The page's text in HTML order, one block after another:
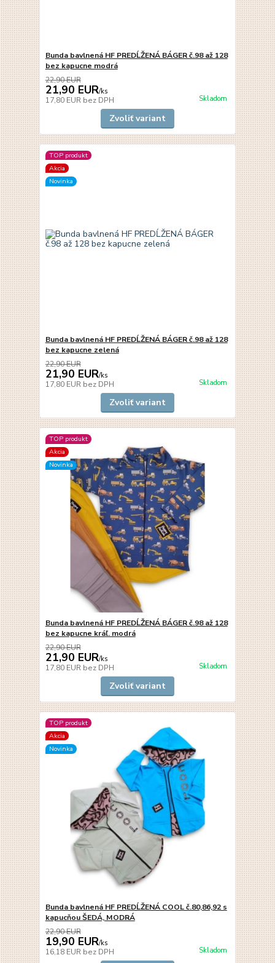
Bunda bavlnená HF PREDĹŽENÁ BÁGER č.98 až 128
bez kapucne modrá
22,90 EUR
21,90 EUR/ks
17,80 EUR bez DPH Skladom
Zvoliť variant
TOP produkt
Akcia
Novinka
Bunda bavlnená HF PREDĹŽENÁ BÁGER č.98 až 128
bez kapucne zelená
22,90 EUR
21,90 EUR/ks
17,80 EUR bez DPH Skladom
Zvoliť variant
TOP produkt
Akcia
Novinka
Bunda bavlnená HF PREDĹŽENÁ BÁGER č.98 až 128
bez kapucne kráľ. modrá
22,90 EUR
21,90 EUR/ks
17,80 EUR bez DPH Skladom
Zvoliť variant
TOP produkt
Akcia
Novinka
Bunda bavlnená HF PREDĹŽENÁ COOL č.80,86,92 s
kapucňou ŠEDÁ, MODRÁ
22,90 EUR
19,90 EUR/ks
16,18 EUR bez DPH Skladom